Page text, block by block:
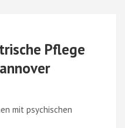
Pflege
mit psychischen